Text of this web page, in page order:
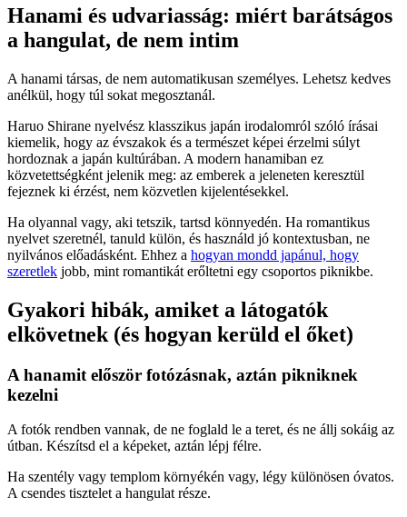
Hanami és udvariasság: miért barátságos
a hangulat, de nem intim
A hanami társas, de nem automatikusan személyes. Lehetsz kedves
anélkül, hogy túl sokat megosztanál.
Haruo Shirane nyelvész klasszikus japán irodalomról szóló írásai
kiemelik, hogy az évszakok és a természet képei érzelmi súlyt
hordoznak a japán kultúrában. A modern hanamiban ez
közvetettségként jelenik meg: az emberek a jeleneten keresztül
fejeznek ki érzést, nem közvetlen kijelentésekkel.
Ha olyannal vagy, aki tetszik, tartsd könnyedén. Ha romantikus
nyelvet szeretnél, tanuld külön, és használd jó kontextusban, ne
nyilvános előadásként. Ehhez a hogyan mondd japánul, hogy
szeretlek jobb, mint romantikát erőltetni egy csoportos piknikbe.
Gyakori hibák, amiket a látogatók
elkövetnek (és hogyan kerüld el őket)
A hanamit először fotózásnak, aztán pikniknek
kezelni
A fotók rendben vannak, de ne foglald le a teret, és ne állj sokáig az
útban. Készítsd el a képeket, aztán lépj félre.
Ha szentély vagy templom környékén vagy, légy különösen óvatos.
A csendes tisztelet a hangulat része.